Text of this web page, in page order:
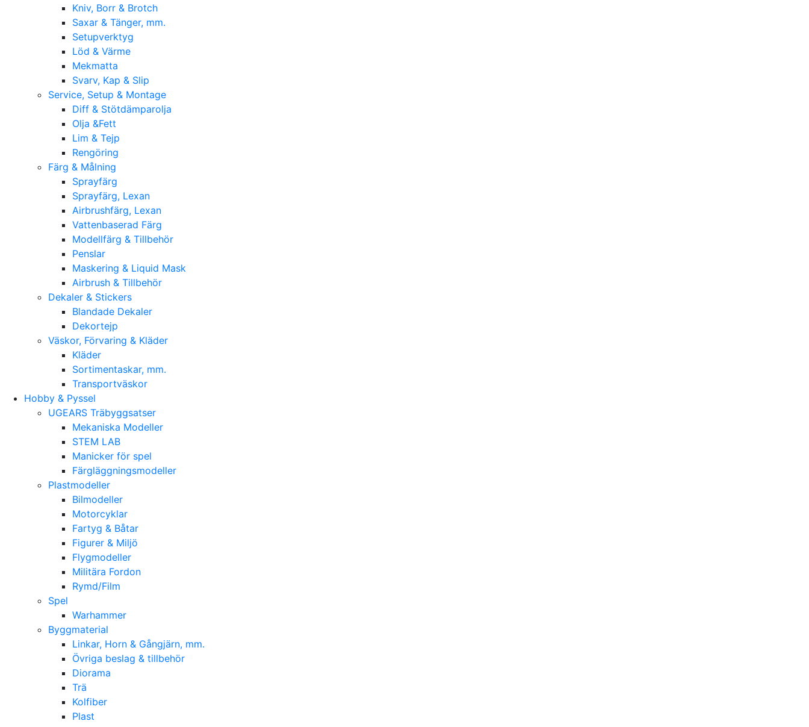
Kniv, Borr & Brotch
Saxar & Tänger, mm.
Setupverktyg
Löd & Värme
Mekmatta
Svarv, Kap & Slip
Service, Setup & Montage
Diff & Stötdämparolja
Olja &Fett
Lim & Tejp
Rengöring
Färg & Målning
Sprayfärg
Sprayfärg, Lexan
Airbrushfärg, Lexan
Vattenbaserad Färg
Modellfärg & Tillbehör
Penslar
Maskering & Liquid Mask
Airbrush & Tillbehör
Dekaler & Stickers
Blandade Dekaler
Dekortejp
Väskor, Förvaring & Kläder
Kläder
Sortimentaskar, mm.
Transportväskor
Hobby & Pyssel
UGEARS Träbyggsatser
Mekaniska Modeller
STEM LAB
Manicker för spel
Färgläggningsmodeller
Plastmodeller
Bilmodeller
Motorcyklar
Fartyg & Båtar
Figurer & Miljö
Flygmodeller
Militära Fordon
Rymd/Film
Spel
Warhammer
Byggmaterial
Linkar, Horn & Gångjärn, mm.
Övriga beslag & tillbehör
Diorama
Trä
Kolfiber
Plast